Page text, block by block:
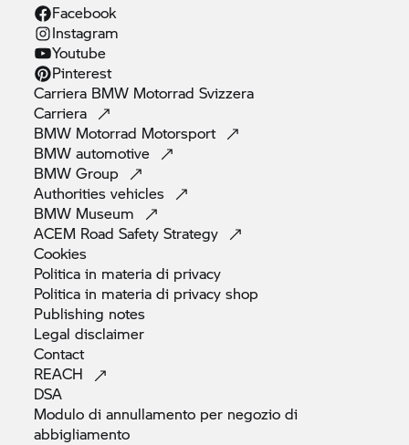
Facebook
Instagram
Youtube
Pinterest
Carriera BMW Motorrad Svizzera
Carriera
BMW Motorrad Motorsport
BMWautomotive
BMWGroup
Authoritiesvehicles
BMW Museum
ACEM Road SafetyStrategy
Cookies
Politica in materia di privacy
Politica in materia di privacyshop
Publishing notes
Legaldisclaimer
Contact
REACH
DSA
Modulo di annullamento per negozio di
abbigliamento